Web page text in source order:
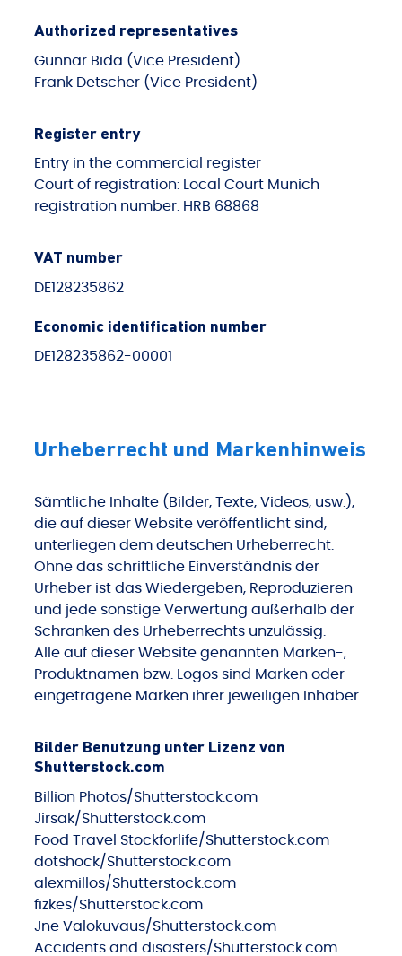
Authorized representatives
Gunnar Bida (Vice President)
Frank Detscher (Vice President)
Register entry
Entry in the commercial register
Court of registration: Local Court Munich
registration number: HRB 68868
VAT number
DE128235862
Economic identification number
DE128235862-00001
Urheberrecht und Markenhinweis
Sämtliche Inhalte (Bilder, Texte, Videos, usw.),
die auf dieser Website veröffentlicht sind,
unterliegen dem deutschen Urheberrecht.
Ohne das schriftliche Einverständnis der
Urheber ist das Wiedergeben, Reproduzieren
und jede sonstige Verwertung außerhalb der
Schranken des Urheberrechts unzulässig.
Alle auf dieser Website genannten Marken-,
Produktnamen bzw. Logos sind Marken oder
eingetragene Marken ihrer jeweiligen Inhaber.
Bilder Benutzung unter Lizenz von
Shutterstock.com
Billion Photos/Shutterstock.com
Jirsak/Shutterstock.com
Food Travel Stockforlife/Shutterstock.com
dotshock/Shutterstock.com
alexmillos/Shutterstock.com
fizkes/Shutterstock.com
Jne Valokuvaus/Shutterstock.com
Accidents and disasters/Shutterstock.com